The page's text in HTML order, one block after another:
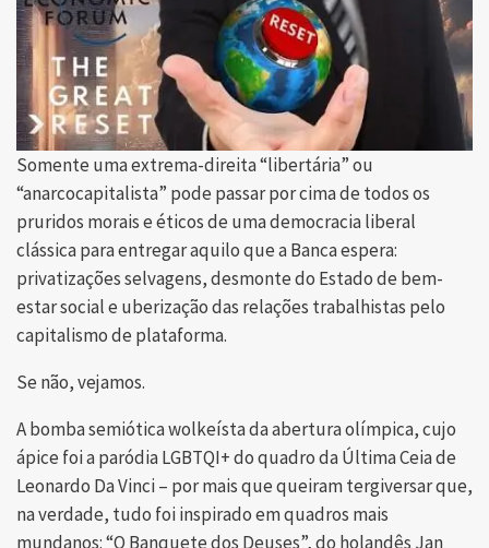
Somente uma extrema-direita “libertária” ou
“anarcocapitalista” pode passar por cima de todos os
pruridos morais e éticos de uma democracia liberal
clássica para entregar aquilo que a Banca espera:
privatizações selvagens, desmonte do Estado de bem-
estar social e uberização das relações trabalhistas pelo
capitalismo de plataforma.
Se não, vejamos.
A bomba semiótica wolkeísta da abertura olímpica, cujo
ápice foi a paródia LGBTQI+ do quadro da Última Ceia de
Leonardo Da Vinci – por mais que queiram tergiversar que,
na verdade, tudo foi inspirado em quadros mais
mundanos: “O Banquete dos Deuses”, do holandês Jan